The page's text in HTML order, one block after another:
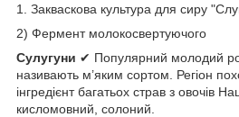
1. Закваскова культура для сиру
2) Фермент молокосвертуючого
Сулугуни ✔ Популярний молодий
називають м’яким сортом. Регіон
інгредієнт багатьох страв з овочів
кисломовний, солоний.